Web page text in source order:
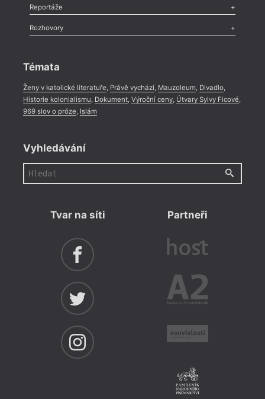
Recenze
Méně slov o próze,Celá rubrika
Reportáže
Literární zítřky
Celá rubrika
Rozhovory
Témata
Ženy v katolické literatuře, Právě vychází, Mauzoleum, Divadlo,
Historie kolonialismu, Dokument, Výroční ceny, Útvary Sylvy Ficové,
969 slov o próze, Islám
Vyhledávání
Tvar na síti Partneři